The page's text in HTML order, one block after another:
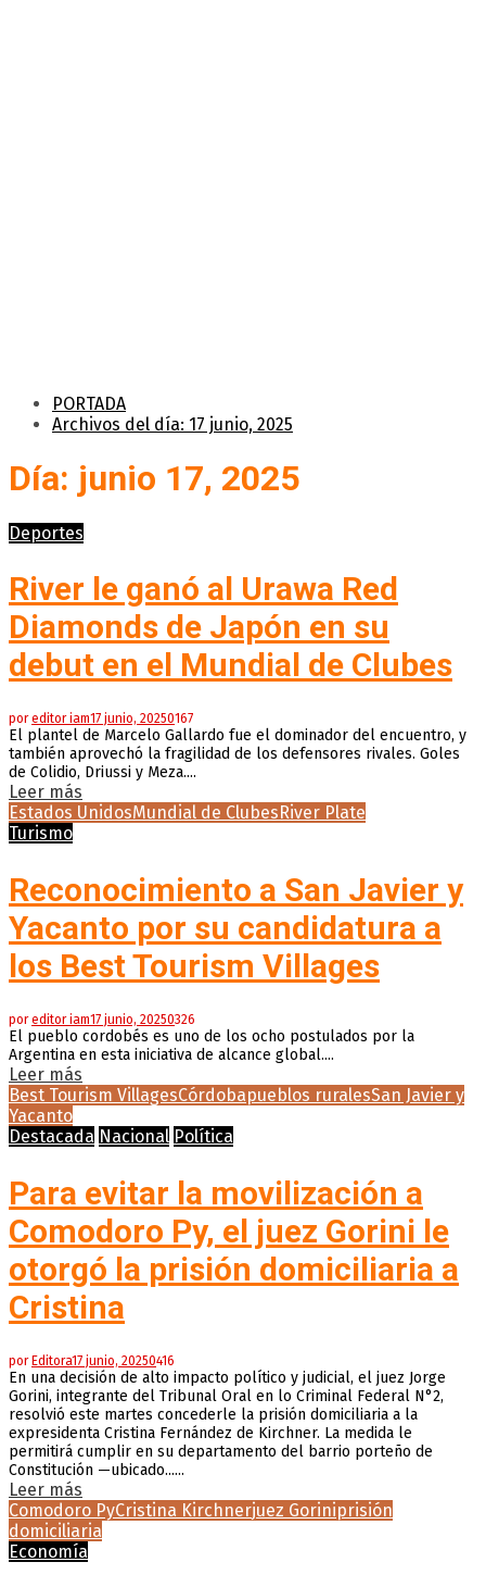
PORTADA
Archivos del día: 17 junio, 2025
Día: junio 17, 2025
Deportes
River le ganó al Urawa Red
Diamonds de Japón en su
debut en el Mundial de Clubes
poreditor iam17 junio, 20250167
El plantel de Marcelo Gallardo fue el dominador del encuentro, y
también aprovechó la fragilidad de los defensores rivales. Goles
de Colidio, Driussi y Meza....
Leer más
Estados UnidosMundial de Clubes River Plate
Turismo
Reconocimiento a San Javier y
Yacanto por su candidatura a
los Best Tourism Villages
poreditor iam17 junio, 20250326
El pueblo cordobés es uno de los ocho postulados por la
Argentina en esta iniciativa de alcance global....
Leer más
Best Tourism VillagesCórdobapueblos ruralesSan Javier y
Yacanto
Destacada Nacional Política
Para evitar la movilización a
Comodoro Py, el juez Gorini le
otorgó la prisión domiciliaria a
Cristina
porEditora17 junio, 20250416
En una decisión de alto impacto político y judicial, el juez Jorge
Gorini, integrante del Tribunal Oral en lo Criminal Federal N°2,
resolvió este martes concederle la prisión domiciliaria a la
expresidenta Cristina Fernández de Kirchner. La medida le
permitirá cumplir en su departamento del barrio porteño de
Constitución —ubicado......
Leer más
Comodoro PyCristina Kirchnerjuez Goriniprisión
domiciliaria
Economía